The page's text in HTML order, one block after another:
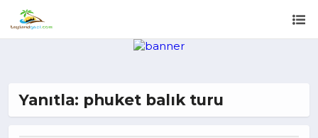
Yanıtla: phuket balık turu